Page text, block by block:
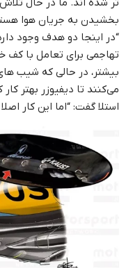
تر شده اند. ما در حال
بخشیدن به جریان هوا
“در اینجا دو هدف وجود
تهاجمی برای تعامل با کف
بیشتر، در حالی که شیب
می‌کنند تا دیفیوزر بهتر کار
استلا گفت: “اما این کار